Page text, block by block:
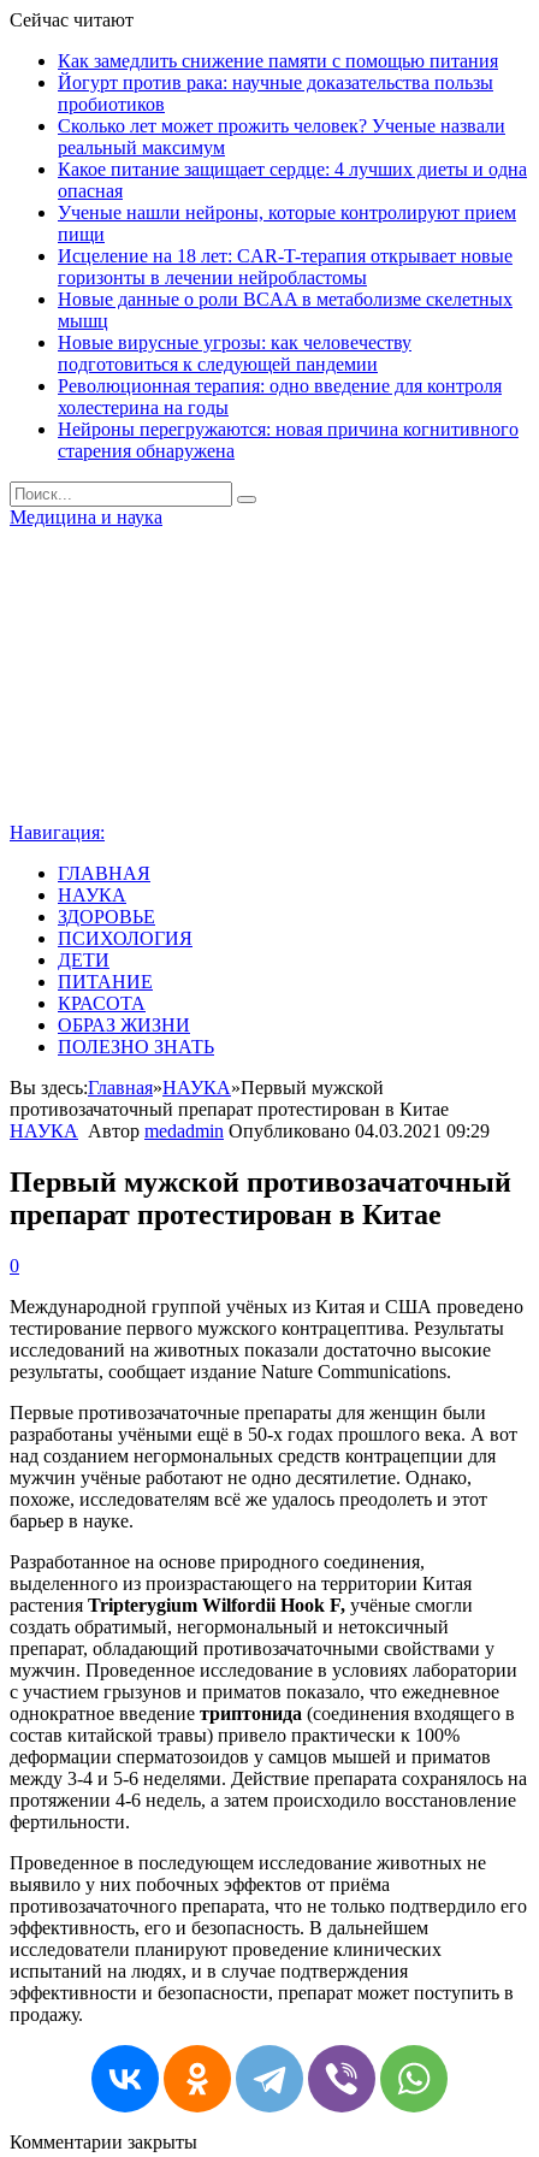
Сейчас читают
Как замедлить снижение памяти с помощью питания
Йогурт против рака: научные доказательства пользы
пробиотиков
Сколько лет может прожить человек? Ученые назвали
реальный максимум
Какое питание защищает сердце: 4 лучших диеты и одна
опасная
Ученые нашли нейроны, которые контролируют прием
пищи
Исцеление на 18 лет: CAR-T-терапия открывает новые
горизонты в лечении нейробластомы
Новые данные о роли BCAA в метаболизме скелетных
мышц
Новые вирусные угрозы: как человечеству
подготовиться к следующей пандемии
Революционная терапия: одно введение для контроля
холестерина на годы
Нейроны перегружаются: новая причина когнитивного
старения обнаружена
Медицина и наука
Навигация:
ГЛАВНАЯ
НАУКА
ЗДОРОВЬЕ
ПСИХОЛОГИЯ
ДЕТИ
ПИТАНИЕ
КРАСОТА
ОБРАЗ ЖИЗНИ
ПОЛЕЗНО ЗНАТЬ
Вы здесь:Главная»НАУКА»Первый мужской
противозачаточный препарат протестирован в Китае
НАУКА
Автор medadmin Опубликовано 04.03.2021 09:29
Первый мужской противозачаточный
препарат протестирован в Китае
0
Международной группой учёных из Китая и США проведено
тестирование первого мужского контрацептива. Результаты
исследований на животных показали достаточно высокие
результаты, сообщает издание Nature Communications.
Первые противозачаточные препараты для женщин были
разработаны учёными ещё в 50-х годах прошлого века. А вот
над созданием негормональных средств контрацепции для
мужчин учёные работают не одно десятилетие. Однако,
похоже, исследователям всё же удалось преодолеть и этот
барьер в науке.
Разработанное на основе природного соединения,
выделенного из произрастающего на территории Китая
растения Tripterygium Wilfordii Hook F, учёные смогли
создать обратимый, негормональный и нетоксичный
препарат, обладающий противозачаточными свойствами у
мужчин. Проведенное исследование в условиях лаборатории
с участием грызунов и приматов показало, что ежедневное
однократное введение триптонида (соединения входящего в
состав китайской травы) привело практически к 100%
деформации сперматозоидов у самцов мышей и приматов
между 3-4 и 5-6 неделями. Действие препарата сохранялось на
протяжении 4-6 недель, а затем происходило восстановление
фертильности.
Проведенное в последующем исследование животных не
выявило у них побочных эффектов от приёма
противозачаточного препарата, что не только подтвердило его
эффективность, его и безопасность. В дальнейшем
исследователи планируют проведение клинических
испытаний на людях, и в случае подтверждения
эффективности и безопасности, препарат может поступить в
продажу.
Комментарии закрыты